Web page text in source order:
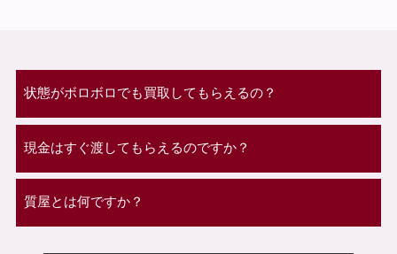
状態がボロボロでも買取してもらえるの？
現金はすぐ渡してもらえるのですか？
質屋とは何ですか？